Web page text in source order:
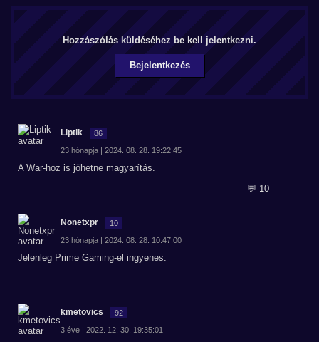
Hozzászólás küldéséhez be kell jelentkezni.
Bejelentkezés
Liptik 86
23 hónapja | 2024. 08. 28. 19:22:45
A War-hoz is jöhetne magyarítás.
💬 10
Nonetxpr 10
23 hónapja | 2024. 08. 28. 10:47:00
Jelenleg Prime Gaming-el ingyenes.
kmetovics 92
3 éve | 2022. 12. 30. 19:35:01